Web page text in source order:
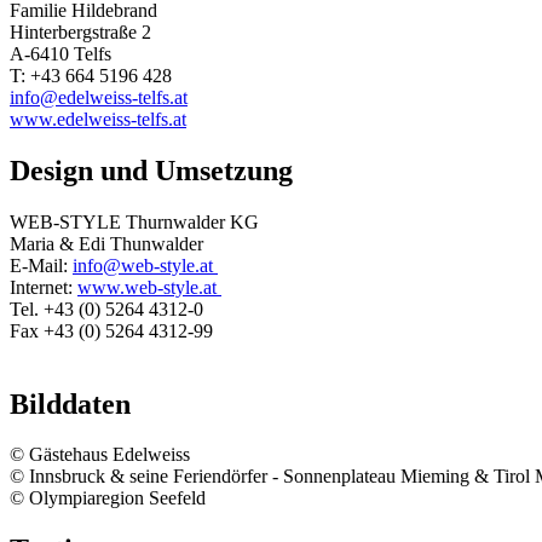
Familie Hildebrand
Hinterbergstraße 2
A-6410 Telfs
T: +43 664 5196 428
info@edelweiss-telfs.at
www.edelweiss-telfs.at
Design und Umsetzung
WEB-STYLE Thurnwalder KG
Maria & Edi Thunwalder
E-Mail: info@web-style.at
Internet: www.web-style.at
Tel. +43 (0) 5264 4312-0
Fax +43 (0) 5264 4312-99
Bilddaten
© Gästehaus Edelweiss
© Innsbruck & seine Feriendörfer - Sonnenplateau Mieming & Tirol
© Olympiaregion Seefeld